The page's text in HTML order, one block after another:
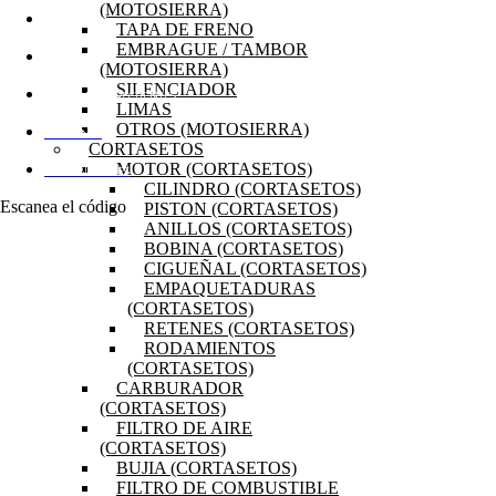
(MOTOSIERRA)
TAPA DE FRENO
EMBRAGUE / TAMBOR
(MOTOSIERRA)
SILENCIADOR
LIMAS
OTROS (MOTOSIERRA)
CORTASETOS
MOTOR (CORTASETOS)
CILINDRO (CORTASETOS)
PISTON (CORTASETOS)
ANILLOS (CORTASETOS)
BOBINA (CORTASETOS)
CIGUEÑAL (CORTASETOS)
EMPAQUETADURAS
(CORTASETOS)
RETENES (CORTASETOS)
RODAMIENTOS
(CORTASETOS)
CARBURADOR
(CORTASETOS)
FILTRO DE AIRE
(CORTASETOS)
BUJIA (CORTASETOS)
FILTRO DE COMBUSTIBLE
PREGUNTAS FRECUENTES
MI CUENTA
DISTRIBUIDORES
Escanea el código